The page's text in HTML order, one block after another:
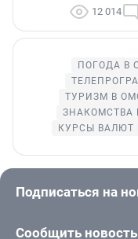
12 014
ПОГОДА В
ТУРИЗМ В
ЗНАКОМСТВА
КУРСЫ ВАЛЮТ
Подписаться на
Сообщить новость